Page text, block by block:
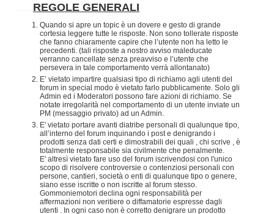
REGOLE GENERALI
Quando si apre un topic è un dovere e gesto di grande
cortesia leggere tutte le risposte. Non sono tollerate risposte
che fanno chiaramente capire che l’utente non ha letto le
precedenti. (tali risposte a nostro avviso maleducate
verranno cancellate senza preavviso e l’utente che
persevera in tale comportamento verrà allontanato)
E’ vietato impartire qualsiasi tipo di richiamo agli utenti del
forum in special modo è vietato farlo pubblicamente. Solo gli
Admin ed i Moderatori possono fare azioni di richiamo. Se
notate irregolarità nel comportamento di un utente inviate un
PM (messaggio privato) ad un Admin.
E' vietato portare avanti diatribe personali di qualunque tipo,
all’interno del forum inquinando i post e denigrando i
prodotti senza dati certi e dimostrabili dei quali , chi scrive , è
totalmente responsabile sia civilmente che penalmente.
E' altresì vietato fare uso del forum iscrivendosi con l'unico
scopo di risolvere controversie o contenziosi personali con
persone, cantieri, società o enti di qualunque tipo o genere,
siano esse iscritte o non iscritte al forum stesso.
Gommoniemotori declina ogni responsabilità per
affermazioni non veritiere o diffamatorie espresse dagli
utenti . In ogni caso non è corretto denigrare un prodotto